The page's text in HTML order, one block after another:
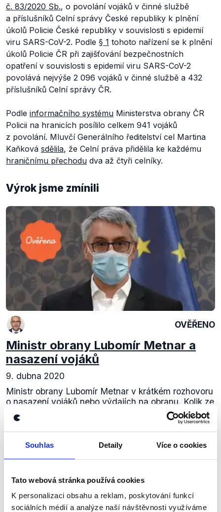
Souhlas Detaily Více o cookies
Tato webová stránka používá cookies
K personalizaci obsahu a reklam, poskytování funkcí
sociálních médií a analýze naší návštěvnosti využíváme
č. 83/2020 Sb., o povolání vojáků v činné službě
a příslušníků Celní správy České republiky k plnění
úkolů Policie České republiky v souvislosti s epidemií
viru SARS-CoV-2. Podle § 1 tohoto nařízení se k plnění
úkolů Policie ČR při zajišťování bezpečnostních
opatření v souvislosti s epidemií viru SARS-CoV-2
povolává nejvýše 2 096 vojáků v činné službě a 432
příslušníků Celní správy ČR.
Podle informačního systému Ministerstva obrany ČR
Policii na hranicích posílilo celkem 941 vojáků
z povolání. Mluvčí Generálního ředitelství cel Martina
Kaňková sdělila, že Celní práva přidělila ke každému
hraničnímu přechodu dva až čtyři celníky.
Výrok jsme zmínili
OVĚŘENO
Ministr obrany Lubomír Metnar a
nasazení vojáků
9. dubna 2020
Ministr obrany Lubomír Metnar v krátkém rozhovoru
o nasazení vojáků nebo výdajích na obranu. Kolik ze
svého rozpočtu Česká republika od vstupu do NATO
uvolnila prostředků na obranu? Nejen to...
Číst dál
Zůstaňme v kontaktu